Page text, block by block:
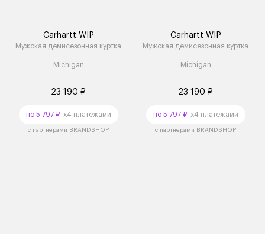
Carhartt WIP
Мужская демисезонная куртка
Michigan
23 190 ₽
по 5 797 ₽x4 платежами
с партнёрами BRANDSHOP
Carhartt WIP
Мужская демисезонная куртка
Michigan
23 190 ₽
по 5 797 ₽x4 платежами
с партнёрами BRANDSHOP